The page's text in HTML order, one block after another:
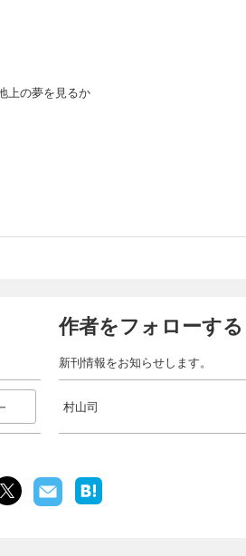
の夢を見るか
作者をフォローする
新刊情報をお知らせします。
村山司